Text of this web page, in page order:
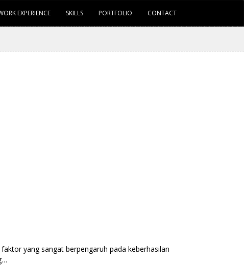
EXPERIENCE SKILLS PORTFOLIO CONTACT
yang sangat berpengaruh pada keberhasilan